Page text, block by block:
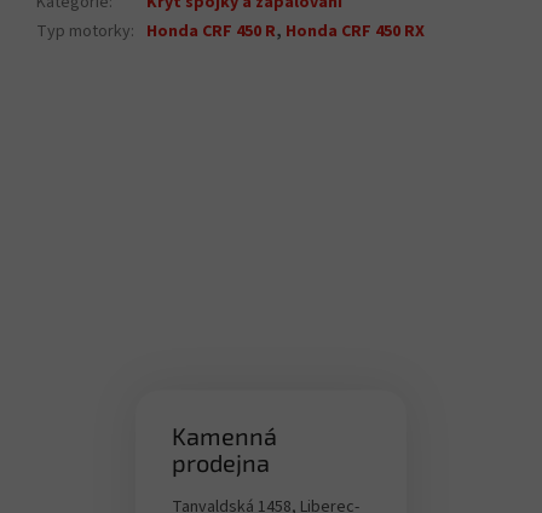
Typ motorky: Honda CRF 450 R, Honda CRF 450 RX
Kamenná
prodejna
Tanvaldská 1458, Liberec-